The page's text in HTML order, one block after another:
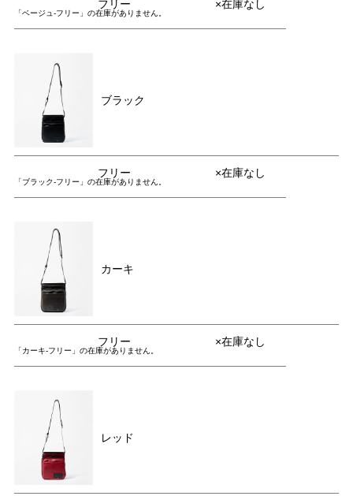
フリー ×在庫なし
「ベージュ-フリー」の在庫がありません。
ブラック
フリー ×在庫なし
「ブラック-フリー」の在庫がありません。
カーキ
フリー ×在庫なし
「カーキ-フリー」の在庫がありません。
レッド